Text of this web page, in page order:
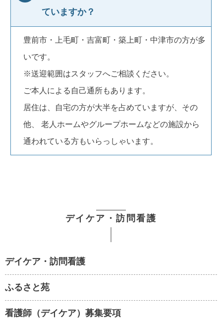
ていますか？
豊前市・上毛町・吉富町・築上町・中津市の方が多
いです。
※送迎範囲はスタッフへご相談ください。
ご本人による自己通所もあります。
居住は、自宅の方が大半を占めていますが、その
他、 老人ホームやグループホームなどの施設から
通われている方もいらっしゃいます。
デイケア・訪問看護
デイケア・訪問看護
ふるさと苑
看護師（デイケア）募集要項